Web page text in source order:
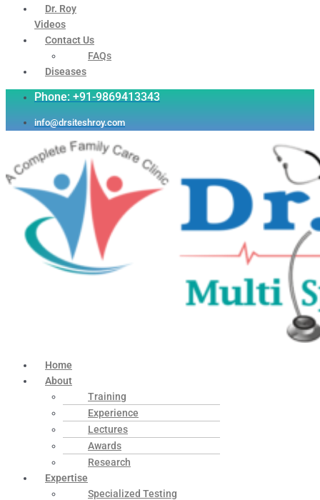
Dr. Roy
Videos
Contact Us
FAQs
Diseases
Phone: +91-9869413343
info@drsiteshroy.com
Home
About
Training
Experience
Lectures
Awards
Research
Expertise
Specialized Testing